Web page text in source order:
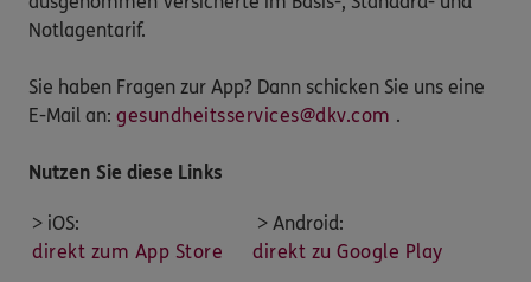
Notlagentarif.
Sie haben Fragen zur App? Dann schicken Sie uns eine
E-Mail an: gesundheitsservices@dkv.com .
Nutzen Sie diese Links
> iOS:
direkt zum App Store
> Android:
direkt zu Google Play